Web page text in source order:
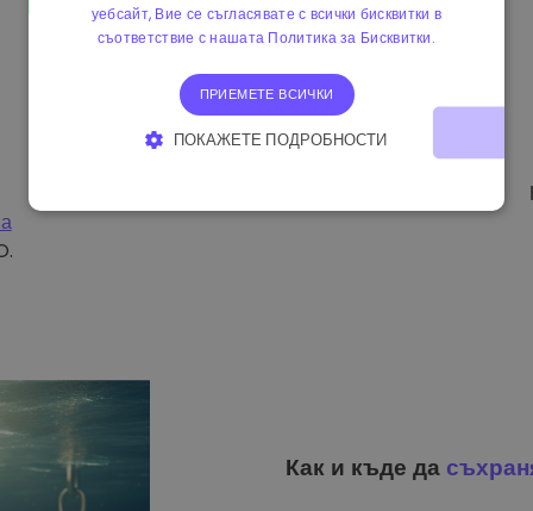
Как и къде да
уебсайт, Вие се съгласявате с всички бисквитки в
съответствие с нашата Политика за Бисквитки.
ПРИЕМЕТЕ ВСИЧКИ
ПОКАЖЕТЕ ПОДРОБНОСТИ